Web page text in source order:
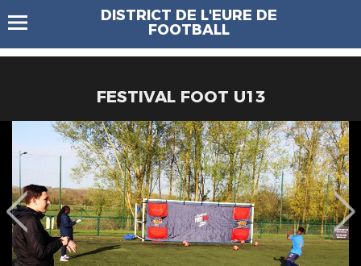
DISTRICT DE L'EURE DE
FOOTBALL
FESTIVAL FOOT U13